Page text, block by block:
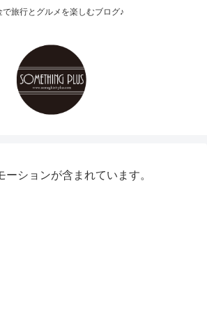
で旅行とグルメを楽しむブログ♪
ションが含まれています。